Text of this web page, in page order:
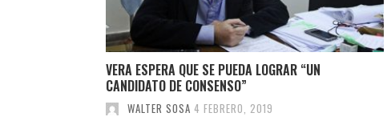
VERA ESPERA QUE SE PUEDA LOGRAR “UN
CANDIDATO DE CONSENSO”
WALTER SOSA 4 FEBRERO, 2019